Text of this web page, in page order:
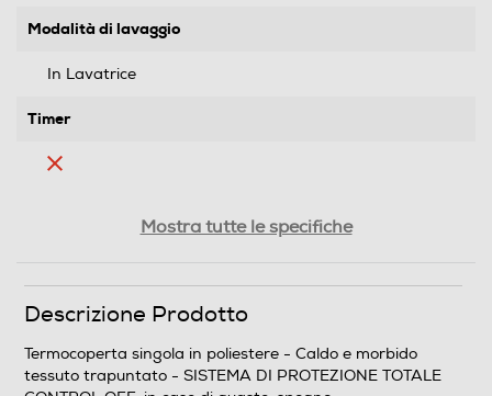
Modalità di lavaggio
In Lavatrice
Timer
Sicurezza
Sistema di sicurezza
Mostra tutte le specifiche
Descrizione Prodotto
Termocoperta singola in poliestere - Caldo e morbido
tessuto trapuntato - SISTEMA DI PROTEZIONE TOTALE